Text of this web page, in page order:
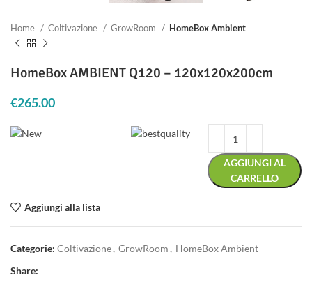
Home Coltivazione GrowRoom HomeBox Ambient
HomeBox AMBIENT Q120 – 120x120x200cm
€265.00
AGGIUNGI AL
CARRELLO
Aggiungi alla lista
Categorie: Coltivazione, GrowRoom, HomeBox Ambient
Share: